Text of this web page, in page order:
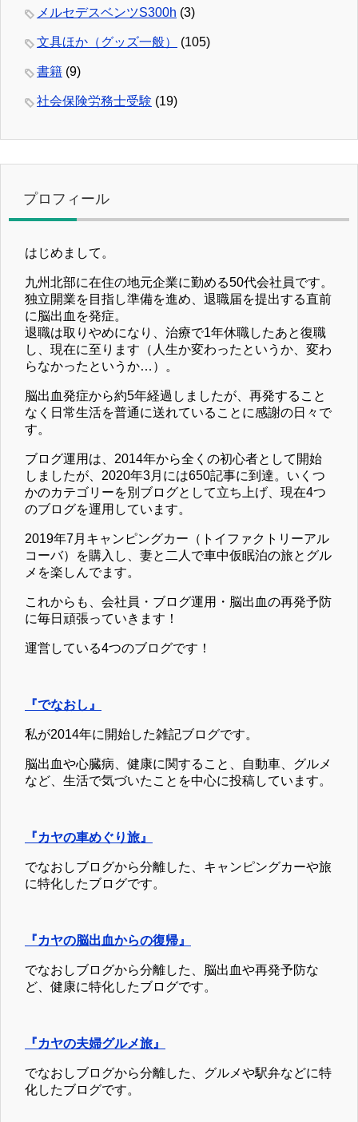
メルセデスベンツS300h (3)
文具ほか（グッズ一般） (105)
書籍 (9)
社会保険労務士受験 (19)
プロフィール
はじめまして。
九州北部に在住の地元企業に勤める50代会社員です。
独立開業を目指し準備を進め、退職届を提出する直前
に脳出血を発症。
退職は取りやめになり、治療で1年休職したあと復職
し、現在に至ります（人生か変わったというか、変わ
らなかったというか…）。
脳出血発症から約5年経過しましたが、再発すること
なく日常生活を普通に送れていることに感謝の日々で
す。
ブログ運用は、2014年から全くの初心者として開始
しましたが、2020年3月には650記事に到達。いくつ
かのカテゴリーを別ブログとして立ち上げ、現在4つ
のブログを運用しています。
2019年7月キャンピングカー（トイファクトリーアル
コーバ）を購入し、妻と二人で車中仮眠泊の旅とグル
メを楽しんでます。
これからも、会社員・ブログ運用・脳出血の再発予防
に毎日頑張っていきます！
運営している4つのブログです！
『でなおし』
私が2014年に開始した雑記ブログです。
脳出血や心臓病、健康に関すること、自動車、グルメ
など、生活で気づいたことを中心に投稿しています。
『カヤの車めぐり旅』
でなおしブログから分離した、キャンピングカーや旅
に特化したブログです。
『カヤの脳出血からの復帰』
でなおしブログから分離した、脳出血や再発予防な
ど、健康に特化したブログです。
『カヤの夫婦グルメ旅』
でなおしブログから分離した、グルメや駅弁などに特
化したブログです。